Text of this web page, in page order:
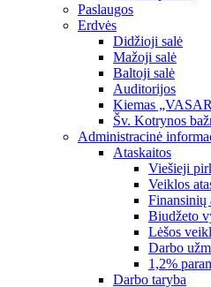
Paslaugos
Erdvės
Didžioji salė
Mažoji salė
Baltoji salė
Auditorijos
Kiemas
Šv. Kotrynos
Administracinė
Ataskaitos
Viešieji
Veiklos
Finansinių
Biudžeto
Lėšos
Darbo
1,2%
Darbo taryba